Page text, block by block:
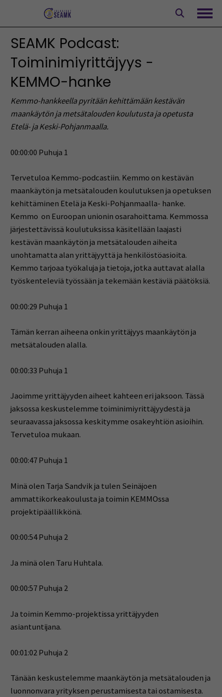
SEAMK Podcast:
Toiminimiyrittäjyys -
KEMMO-hanke
Kemmo-hankkeella pyritään kehittämään kestävän
maankäytön ja metsätalouden koulutusta ja opetusta
Etelä- ja Keski-Pohjanmaalla.
00:00:00 Puhuja 1
Tervetuloa Kemmo-podcastiin. Kemmo on kestävän
maankäytön ja metsätalouden koulutuksen ja opetuksen
kehittäminen Etelä ja Keski-Pohjanmaalla- hanke.
Kemmo on Euroopan unionin osarahoittama. Kemmossa
järjestettävissä koulutuksissa käsitellään laajasti
kestävän maankäytön ja metsätalouden aiheita
unohtamatta alan yrittäjyyttä ja henkilöstöasioita.
Kemmo tarjoaa työkaluja ja tietoja, jotka auttavat alalla
työskenteleviä työssään ja tekemään kestäviä päätöksiä.
00:00:29 Puhuja 1
Tämän kerran aiheena onkin yrittäjyys maankäytön ja
metsätalouden alalla.
00:00:33 Puhuja 1
Jaoimme yrittäjyyden aiheet kahteen eri jaksoon. Tässä
jaksossa keskustelemme toiminimiyrittäjyydestä ja
seuraavassa jaksossa keskitymme osakeyhtiön asioihin.
Tervetuloa mukaan.
00:00:47 Puhuja 1
Minä olen Tarja Sandvik ja tulen Seinäjoen
ammattikorkeakoulusta ja toimin KEMMOssa
projektipäällikkönä.
00:00:54 Puhuja 2
Ja minä olen Taru Huhtala.
00:00:57 Puhuja 2
Ja toimin Kemmo-projektissa yrittäjyyden
asiantuntijana.
00:01:02 Puhuja 2
Tänään keskustelemme maankäytön ja metsätalouden ja
luonnonvara yrityksen perustamisesta tai ostamisesta.